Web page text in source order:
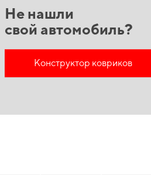
Не нашли
свой автомобиль?
Конструктор ковриков